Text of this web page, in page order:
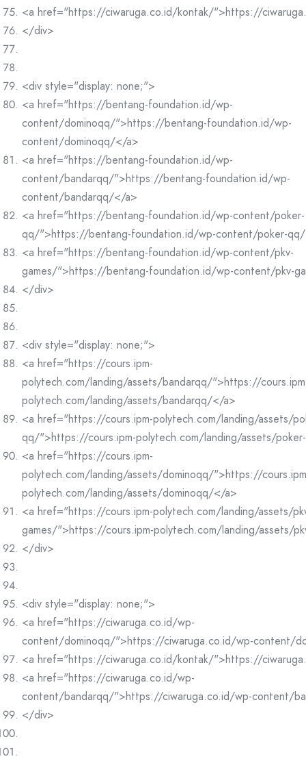
<a href="https://ciwaruga.co.id/kontak/">https://
</div>
<div style="display: none;">
<a href="https://bentang-foundation.id/wp-
content/dominoqq/">https://bentang-foundation.id/wp-
content/dominoqq/</a>
<a href="https://bentang-foundation.id/wp-
content/bandarqq/">https://bentang-foundation.id/wp-
content/bandarqq/</a>
<a href="https://bentang-foundation.id/wp-content/poker-
qq/">https://bentang-foundation.id/wp-content/poker-
<a href="https://bentang-foundation.id/wp-content/pkv-
games/">https://bentang-foundation.id/wp-content/pkv-
</div>
<div style="display: none;">
<a href="https://cours.ipm-
polytech.com/landing/assets/bandarqq/">https://
polytech.com/landing/assets/bandarqq/</a>
<a href="https://cours.ipm-polytech.com/landing/assets/
qq/">https://cours.ipm-polytech.com/landing/assets/
<a href="https://cours.ipm-
polytech.com/landing/assets/dominoqq/">https://
polytech.com/landing/assets/dominoqq/</a>
<a href="https://cours.ipm-polytech.com/landing/assets/
games/">https://cours.ipm-polytech.com/landing/assets/
</div>
<div style="display: none;">
<a href="https://ciwaruga.co.id/wp-
content/dominoqq/">https://ciwaruga.co.id/wp-content/
<a href="https://ciwaruga.co.id/kontak/">https://
<a href="https://ciwaruga.co.id/wp-
content/bandarqq/">https://ciwaruga.co.id/wp-content/
</div>